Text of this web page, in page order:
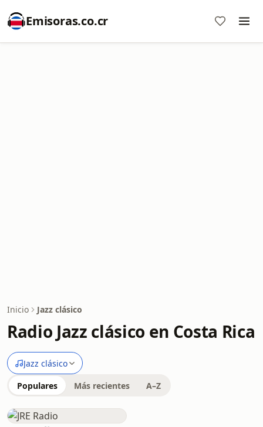
Emisoras.co.cr
Inicio Jazz clásico
Radio Jazz clásico en Costa Rica
Jazz clásico
Populares Más recientes A–Z